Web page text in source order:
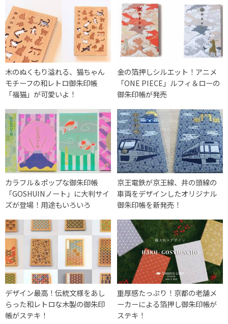
木のぬくもり溢れる、猫ちゃん
モチーフの和レトロ御朱印帳
「福猫」が可愛いよ！
金の箔押しシルエット！アニメ
「ONE PIECE」ルフィ＆ローの
御朱印帳が発売
カラフル＆ポップな御朱印帳
「GOSHUINノート」に大判サイ
ズが登場！用途もいろいろ
京王電鉄が京王線、井の頭線の
車両をデザインしたオリジナル
御朱印帳を新発売！
デザイン最高！伝統文様をあし
らった和レトロな木製の御朱印
帳がステキ！
重厚感たっぷり！京都の老舗メ
ーカーによる箔押し御朱印帳が
ステキ！